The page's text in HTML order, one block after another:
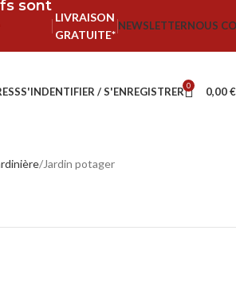
sont
LIVRAISON
GRATUITE*
NEWSLETTERNOUS
S'INDENTIFIER / S'ENREGISTRER 0 0,00€
Jardin potager